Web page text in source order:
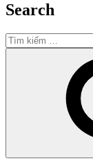
Search
Tìm
kiếm: